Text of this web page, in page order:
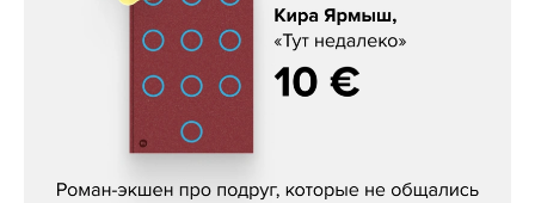
Кира Ярмыш, «Тут недалеко»